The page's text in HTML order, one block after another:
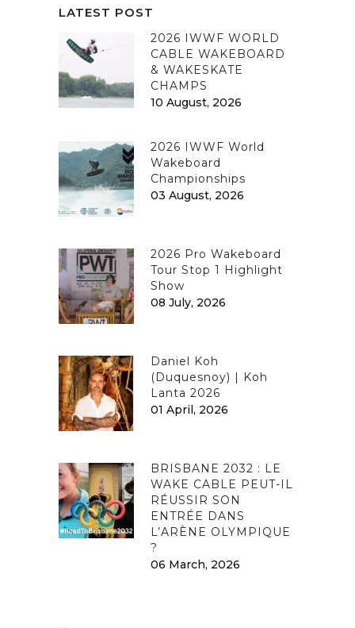
LATEST POST
2026 IWWF WORLD
CABLE WAKEBOARD
& WAKESKATE
CHAMPS
10 August, 2026
2026 IWWF World
Wakeboard
Championships
03 August, 2026
2026 Pro Wakeboard
Tour Stop 1 Highlight
Show
08 July, 2026
Daniel Koh
(Duquesnoy) | Koh
Lanta 2026
01 April, 2026
BRISBANE 2032 : LE
WAKE CABLE PEUT-IL
RÉUSSIR SON
ENTRÉE DANS
L’ARÈNE OLYMPIQUE
?
06 March, 2026